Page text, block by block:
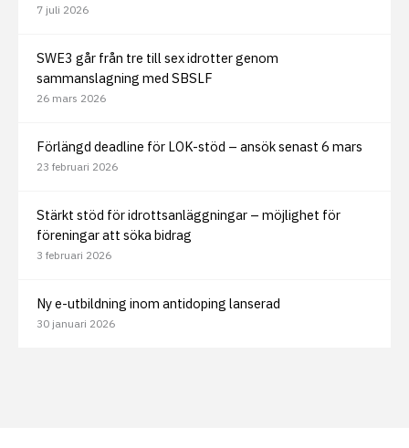
7 juli 2026
SWE3 går från tre till sex idrotter genom
sammanslagning med SBSLF
26 mars 2026
Förlängd deadline för LOK-stöd – ansök senast 6 mars
23 februari 2026
Stärkt stöd för idrottsanläggningar – möjlighet för
föreningar att söka bidrag
3 februari 2026
Ny e-utbildning inom antidoping lanserad
30 januari 2026